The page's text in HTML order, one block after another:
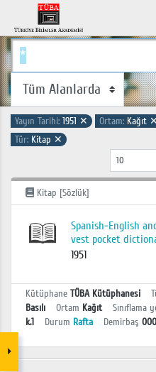
Yayın Tarihi: 1951 ✕ Ortam: Kağıt ✕
Tür: Kitap ✕
Kitap [Sözlük]
Spanish-English
vest pocket
1951
Kütüphane TÜBA Kütüphanesi
Basılı
Ortam Kağıt Sınıflama
k.1
Durum Rafta Demirbaş